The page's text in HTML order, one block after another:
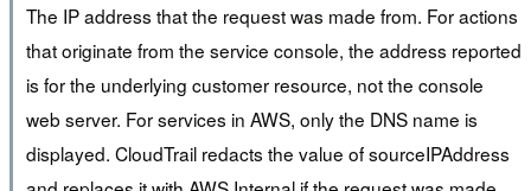
The IP address that the request was made from. For actions
that originate from the service console, the address reported
is for the underlying customer resource, not the console
web server. For services in AWS, only the DNS name is
displayed. CloudTrail redacts the value of sourceIPAddress